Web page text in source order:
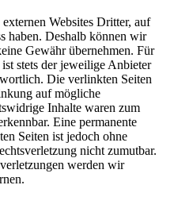
Websites Dritter, auf
haben. Deshalb können wir
Gewähr übernehmen. Für
stets der jeweilige Anbieter
Die verlinkten Seiten
auf mögliche
Inhalte waren zum
Eine permanente
Seiten ist jedoch ohne
nicht zumutbar.
werden wir